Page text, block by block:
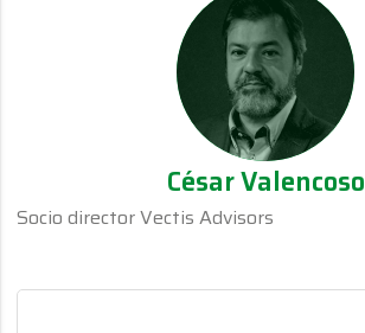
César Valencoso
Socio director Vectis Advisors